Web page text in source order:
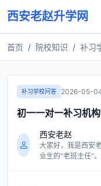
西安老赵升学网
首页 院校知识 补习
补习学校问答 2026-05-
初一一对一补习机
西安老赵
大家好，我是西安
业生的“老班主任”